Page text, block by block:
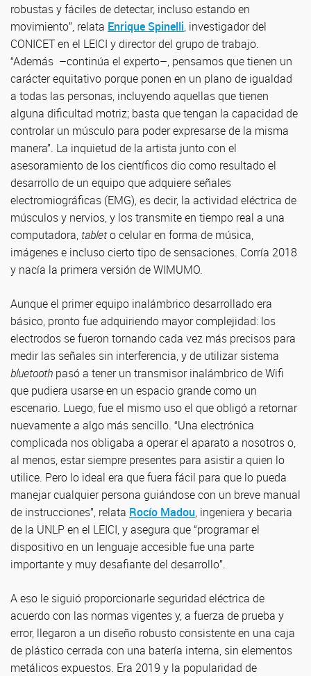
robustas y fáciles de detectar, incluso estando en
movimiento”, relata Enrique Spinelli, investigador del
CONICET en el LEICI y director del grupo de trabajo.
“Además –continúa el experto–, pensamos que tienen un
carácter equitativo porque ponen en un plano de igualdad
a todas las personas, incluyendo aquellas que tienen
alguna dificultad motriz; basta que tengan la capacidad de
controlar un músculo para poder expresarse de la misma
manera”. La inquietud de la artista junto con el
asesoramiento de los científicos dio como resultado el
desarrollo de un equipo que adquiere señales
electromiográficas (EMG), es decir, la actividad eléctrica de
músculos y nervios, y los transmite en tiempo real a una
computadora, tableto celular en forma de música,
imágenes e incluso cierto tipo de sensaciones. Corría 2018
y nacía la primera versión de WIMUMO.
Aunque el primer equipo inalámbrico desarrollado era
básico, pronto fue adquiriendo mayor complejidad: los
electrodos se fueron tornando cada vez más precisos para
medir las señales sin interferencia, y de utilizar sistema
bluetooth pasó a tener un transmisor inalámbrico de Wifi
que pudiera usarse en un espacio grande como un
escenario. Luego, fue el mismo uso el que obligó a retornar
nuevamente a algo más sencillo. “Una electrónica
complicada nos obligaba a operar el aparato a nosotros o,
al menos, estar siempre presentes para asistir a quien lo
utilice. Pero lo ideal era que fuera fácil para que lo pueda
manejar cualquier persona guiándose con un breve manual
de instrucciones”, relata Rocío Madou, ingeniera y becaria
de la UNLP en el LEICI, y asegura que “programar el
dispositivo en un lenguaje accesible fue una parte
importante y muy desafiante del desarrollo”.
A eso le siguió proporcionarle seguridad eléctrica de
acuerdo con las normas vigentes y, a fuerza de prueba y
error, llegaron a un diseño robusto consistente en una caja
de plástico cerrada con una batería interna, sin elementos
metálicos expuestos. Era 2019 y la popularidad de